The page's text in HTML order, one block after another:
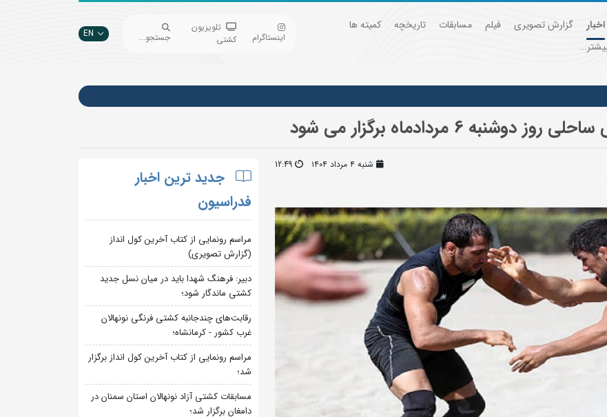
اخبار گزارش تصویری فیلم مسابقات تاریخچه
کمیته ها
اینستاگرام
تلویزیون
کشتی
جستجو... EN
6 مردادماه برگزار می شود
شنبه ۴ مرداد ۱۴۰۴ 12:49
جدید ترین اخبار
فدراسیون
مراسم رونمایی از کتاب آخرین کول انداز
(گزارش تصویری)
دبیر: فرهنگ شهدا باید در میان نسل جدید
کشتی ماندگار شود؛
رقابت‌های چندجانبه کشتی فرنگی نونهالان
غرب کشور - کرمانشاه؛
مراسم رونمایی از کتاب آخرین کول انداز برگزار
شد؛
مسابقات کشتی آزاد نونهالان استان سمنان در
دامغان برگزار شد؛